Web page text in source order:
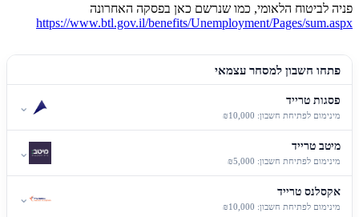
פניה לביטוח הלאומי, כמו שנרשם כאן בפסקה האחרונה
https://www.btl.gov.il/benefits/Unemployment/Pages/sum.aspx
פתחו חשבון למסחר עצמאי
פסגות טרייד
מינימום לפתיחת חשבון: ₪10,000
⌄
מיטב טרייד
מינימום לפתיחת חשבון: ₪5,000
⌄
אקסלנס טרייד
מינימום לפתיחת חשבון: ₪10,000
⌄